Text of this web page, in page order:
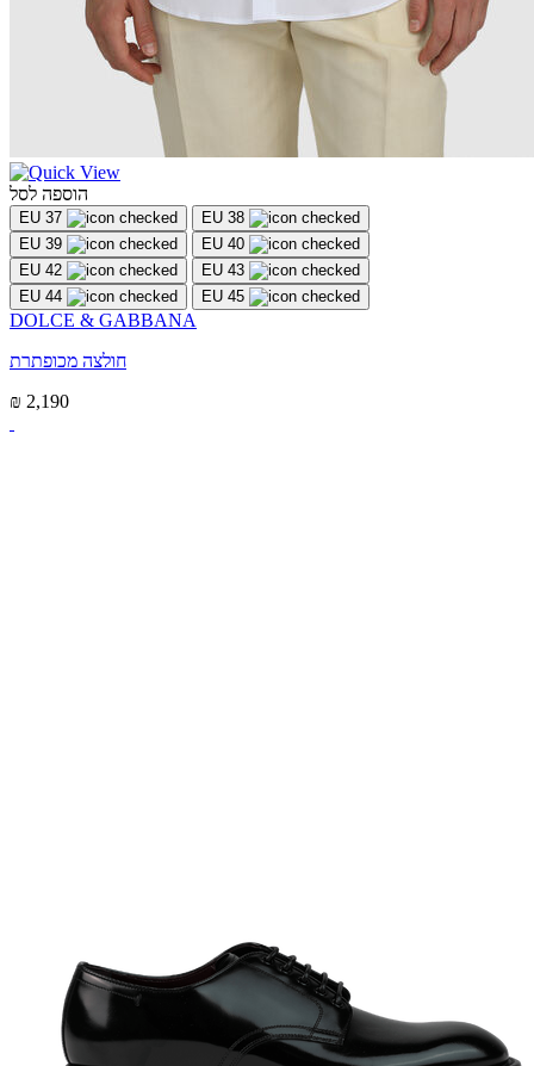
הוספה לסל
EU 37
EU 38
EU 39
EU 40
EU 42
EU 43
EU 44
EU 45
DOLCE & GABBANA
חולצה מכופתרת
₪ 2,190